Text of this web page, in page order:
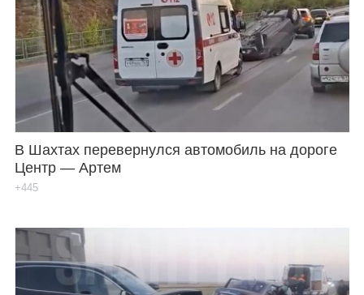
В Шахтах перевернулся автомобиль на дороге
Центр — Артем
+445